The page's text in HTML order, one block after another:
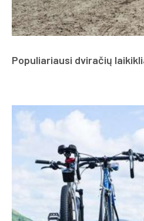
Populiariausi dviračių